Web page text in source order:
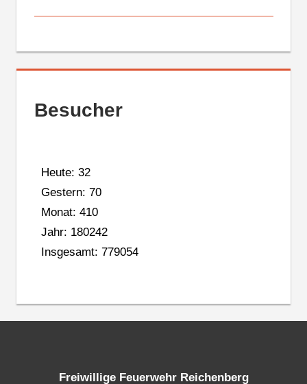
Besucher
Heute: 32
Gestern: 70
Monat: 410
Jahr: 180242
Insgesamt: 779054
Freiwillige Feuerwehr Reichenberg